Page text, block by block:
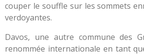
couper le souffle sur les sommets
verdoyantes.
Davos, une autre commune des
renommée internationale en tant